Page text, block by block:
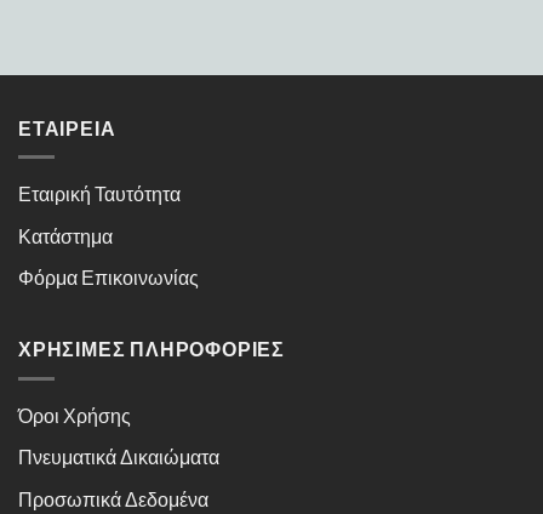
ΕΤΑΙΡΕΊΑ
Εταιρική Ταυτότητα
Κατάστημα
Φόρμα Επικοινωνίας
ΧΡΉΣΙΜΕΣ ΠΛΗΡΟΦΟΡΊΕΣ
Όροι Χρήσης
Πνευματικά Δικαιώματα
Προσωπικά Δεδομένα